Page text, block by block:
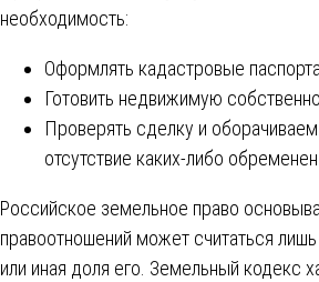
необходимость:
Оформлять кадастровые
Готовить недвижимую
Проверять сделку и
отсутствие каких-либо
Российское земельное право
правоотношений может считаться
или иная доля его. Земельный кодекс